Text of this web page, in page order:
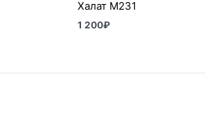
Халат М231
1 200₽